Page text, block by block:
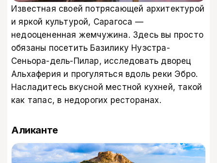
Известная своей потрясающей архитектурой
и яркой культурой, Сарагоса —
недооцененная жемчужина. Здесь вы просто
обязаны посетить Базилику Нуэстра-
Сеньора-дель-Пилар, исследовать дворец
Альхаферия и прогуляться вдоль реки Эбро.
Насладитесь вкусной местной кухней, такой
как тапас, в недорогих ресторанах.
Аликанте